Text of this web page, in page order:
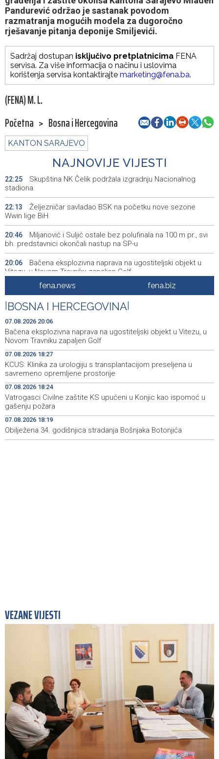
Pandurević održao je sastanak povodom
razmatranja mogućih modela za dugoročno
rješavanje pitanja deponije Smiljevići.
Sadržaj dostupan isključivo pretplatnicima FENA
servisa. Za više informacija o načinu i uslovima
korištenja servisa kontaktirajte marketing@fena.ba.
(FENA) M. L.
Početna > Bosna i Hercegovina
KANTON SARAJEVO
NAJNOVIJE VIJESTI
22:25
Skupština NK Čelik podržala izgradnju Nacionalnog
stadiona
22:13
Željezničar savladao BSK na početku nove sezone
Wwin lige BiH
20:46
Miljanović i Suljić ostale bez polufinala na 100 m pr., svi
bh. predstavnici okončali nastup na SP-u
20:06
Bačena eksplozivna naprava na ugostiteljski objekt u
Vitezu, u Novom Travniku zapaljen Golf
Galerija ULUPUBiH otvara novu izlagačku sezonu,
predstavlja novi izlagački program
19:44 Faris Dževahirić novi nogometaš Veleža
19:21 Announcement of events for Saturday, 8 August 2026
19:10
Rudari Milanovića ubijedili da ode kući, Memčić se već
ponovo vratio u jamu 'Raspotočje'
19:03
Sarajevo Film Festival presents Kinoscope and
Kinoscope Surreal programs
19:00 Najave događaja za 8. 8. 2026. godine (subota)
fena.news fena.biz
BOSNA I HERCEGOVINA
07.08.2026 20:06
Bačena eksplozivna naprava na ugostiteljski objekt u Vitezu, u
Novom Travniku zapaljen Golf
07.08.2026 18:27
KCUS: Klinika za urologiju s transplantacijom preseljena u
savremeno opremljene prostorije
07.08.2026 18:24
Vatrogasci Civilne zaštite KS upućeni u Konjic kao ispomoć u
gašenju požara
07.08.2026 18:19
Obilježena 34. godišnjica stradanja Bošnjaka Botonjića
VEZANE VIJESTI